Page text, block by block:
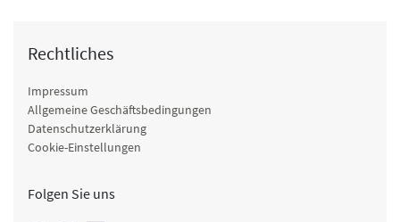
Rechtliches
Impressum
Allgemeine Geschäftsbedingungen
Datenschutzerklärung
Cookie-Einstellungen
Folgen Sie uns